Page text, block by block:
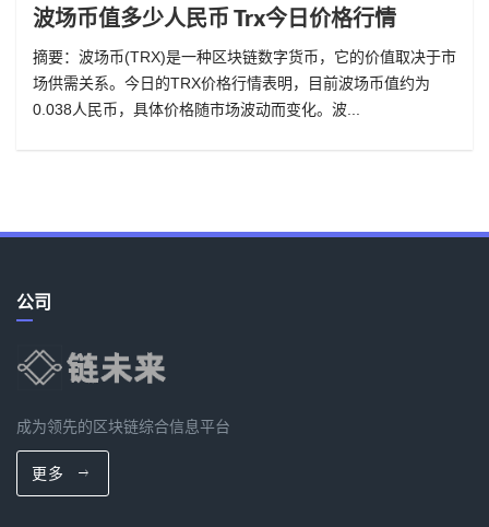
波场币值多少人民币 Trx今日价格行情
摘要：波场币(TRX)是一种区块链数字货币，它的价值取决于市
场供需关系。今日的TRX价格行情表明，目前波场币值约为
0.038人民币，具体价格随市场波动而变化。波...
公司
成为领先的区块链综合信息平台
更多